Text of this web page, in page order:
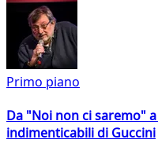
Primo piano
Da "Noi non ci saremo"
indimenticabili di Guccini